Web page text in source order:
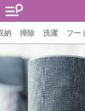
納 掃除 洗濯 フー